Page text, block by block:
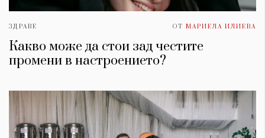
ЗДРАВЕ ОТ МАРИЕЛА ИЛИЕВА
Какво може да стои зад честите
промени в настроението?